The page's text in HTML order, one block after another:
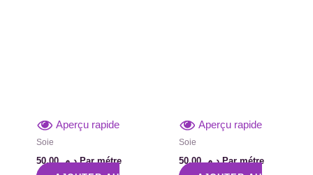
Aperçu rapide
Soie
د.م.50,00
Par métre
Aperçu rapide
Soie
د.م.50,00
Par métre